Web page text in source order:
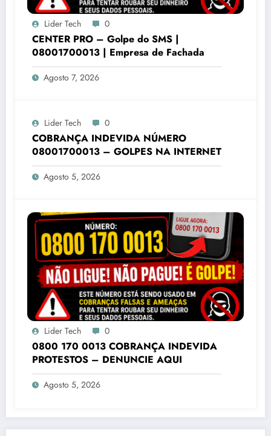
Lider Tech 0
CENTER PRO – Golpe do SMS |
08001700013 | Empresa de Fachada
Agosto 7, 2026
Lider Tech 0
COBRANÇA INDEVIDA NÚMERO
08001700013 – GOLPES NA INTERNET
Agosto 5, 2026
Lider Tech 0
0800 170 0013 COBRANÇA INDEVIDA
PROTESTOS – DENUNCIE AQUI
Agosto 5, 2026